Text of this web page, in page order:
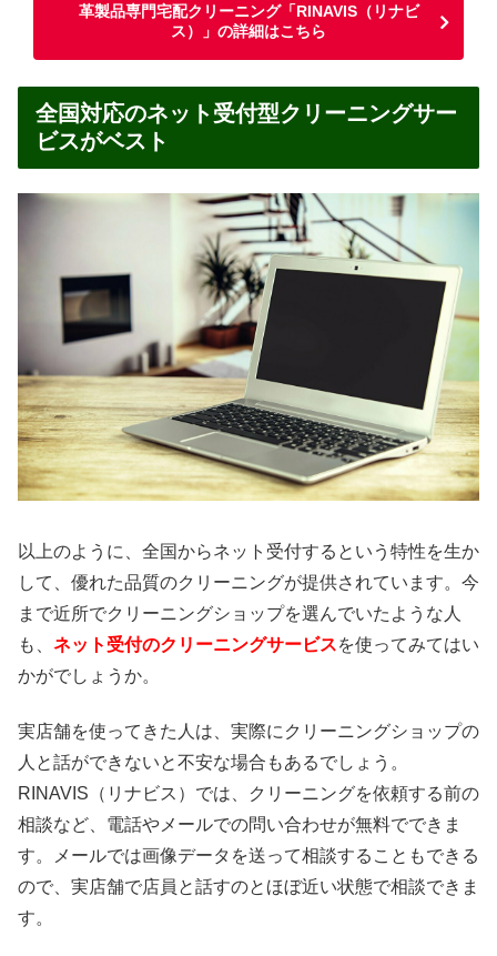
革製品専門宅配クリーニング「RINAVIS（リナビ
ス）」の詳細はこちら
全国対応のネット受付型クリーニングサー
ビスがベスト
以上のように、全国からネット受付するという特性を生か
して、優れた品質のクリーニングが提供されています。今
まで近所でクリーニングショップを選んでいたような人
も、 ネット受付のクリーニングサービスを使ってみてはい
かがでしょうか。
実店舗を使ってきた人は、実際にクリーニングショップの
人と話ができないと不安な場合もあるでしょう。
RINAVIS（リナビス）では、クリーニングを依頼する前の
相談など、電話やメールでの問い合わせが無料でできま
す。メールでは画像データを送って相談することもできる
ので、実店舗で店員と話すのとほぼ近い状態で相談できま
す。